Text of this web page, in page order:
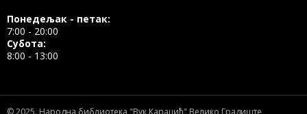
Понедељак - петак:
7:00 - 20:00
Субота:
8:00 - 13:00
© 2025. Народна библиотека "Вук Караџић" Велико Градиште